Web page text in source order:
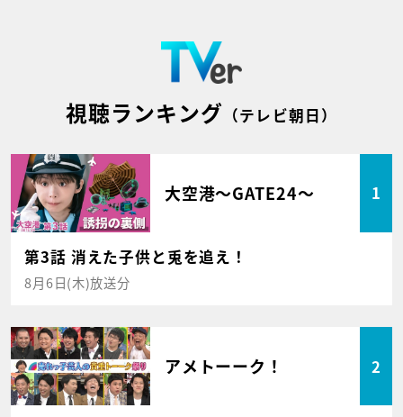
視聴ランキング （テレビ朝日）
大空港～GATE24～ 1
第3話 消えた子供と兎を追え！
8月6日(木)放送分
アメトーーク！ 2